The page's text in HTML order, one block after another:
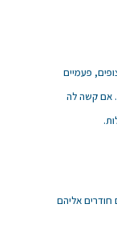
פעמיים
אם קשה לה
חודרים אליהם